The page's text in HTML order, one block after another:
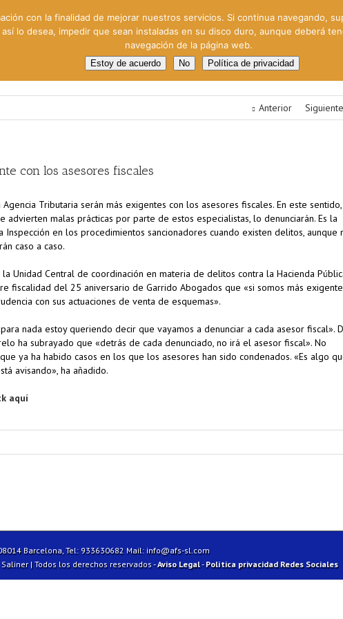
Gestión Cinematográfica Otros servicios
Anterior Siguiente
con los asesores fiscales
Tributaria serán más exigentes con los asesores fiscales. En este sentido,
advierten malas prácticas por parte de estos especialistas, lo denunciarán. Es la
en los procedimientos sancionadores cuando existen delitos, aunque
caso a caso.
Unidad Central de coordinación en materia de delitos contra la Hacienda
fiscalidad del 25 aniversario de Garrido Abogados que «si somos más
con sus actuaciones de venta de esquemas».
nada estoy queriendo decir que vayamos a denunciar a cada asesor fiscal».
ha subrayado que «detrás de cada denunciado, no irá el asesor fiscal». No
ya ha habido casos en los que los asesores han sido condenados. «Es algo
avisando», ha añadido.
aquí
Barcelona, Tel: 933630682 Mail:info@afs-sl.com
| Todos los derechos reservados -Aviso Legal-Política privacidad Redes Sociales
con la finalidad de mejorar nuestros servicios. Si continua navegando,
lo desea, impedir que sean instaladas en su disco duro, aunque deberá
navegación de la página web.
Estoy de acuerdo No Política de privacidad